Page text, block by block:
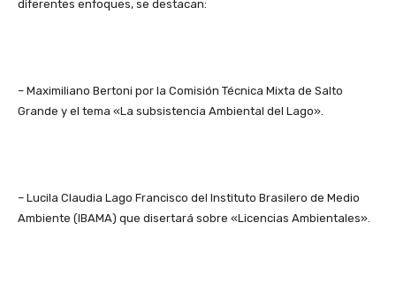
diferentes enfoques, se destacan:
– Maximiliano Bertoni por la Comisión Técnica Mixta de Salto
Grande y el tema «La subsistencia Ambiental del Lago».
– Lucila Claudia Lago Francisco del Instituto Brasilero de Medio
Ambiente (IBAMA) que disertará sobre «Licencias Ambientales».